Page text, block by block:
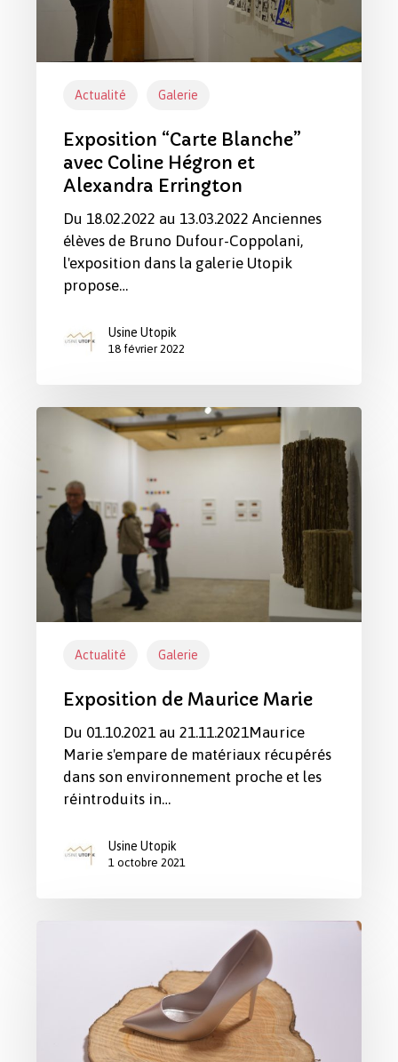
Alexandra
Errington
Actualité Galerie
Exposition “Carte Blanche”
avec Coline Hégron et
Alexandra Errington
Du 18.02.2022 au 13.03.2022 Anciennes
élèves de Bruno Dufour-Coppolani,
l'exposition dans la galerie Utopik
propose…
Usine Utopik
18 février 2022
Exposition
Maurice
Marie
Actualité Galerie
Exposition de Maurice Marie
Du 01.10.2021 au 21.11.2021Maurice
Marie s'empare de matériaux récupérés
dans son environnement proche et les
réintroduits in…
Usine Utopik
1 octobre 2021
d’Isabelle